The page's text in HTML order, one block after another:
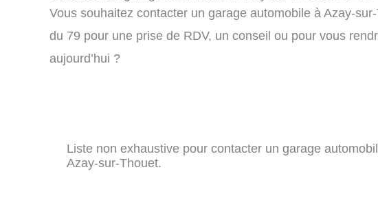
Vous souhaitez contacter un garage automobile à Azay-
du 79 pour une prise de RDV, un conseil ou pour vous
aujourd’hui ?
Liste non exhaustive pour contacter un garage
Azay-sur-Thouet.